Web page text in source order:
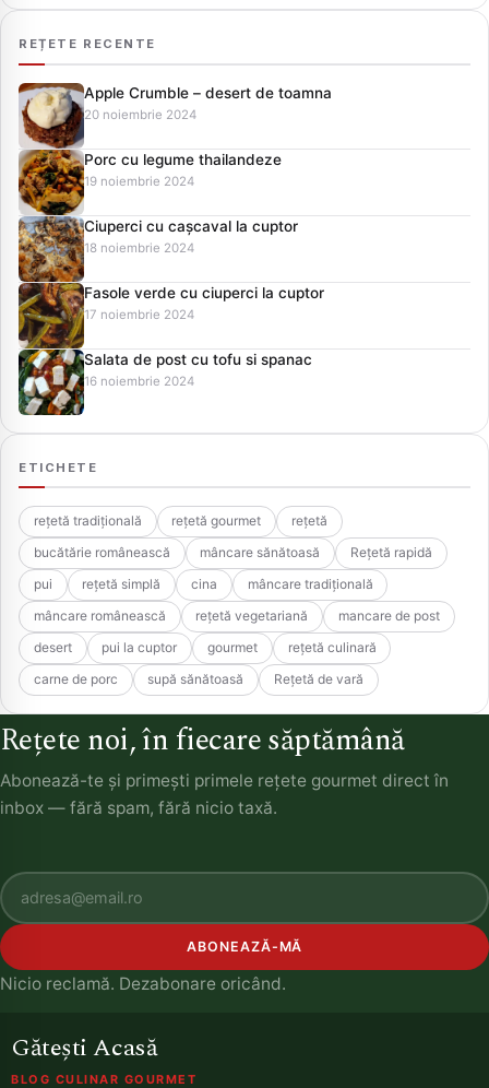
REȚETE RECENTE
Apple Crumble – desert de toamna
20 noiembrie 2024
Porc cu legume thailandeze
19 noiembrie 2024
Ciuperci cu cașcaval la cuptor
18 noiembrie 2024
Fasole verde cu ciuperci la cuptor
17 noiembrie 2024
Salata de post cu tofu si spanac
16 noiembrie 2024
ETICHETE
rețetă tradițională rețetă gourmet
rețetă
bucătărie românească
mâncare sănătoasă
Rețetă rapidă
pui
rețetă simplă cina
mâncare tradițională
mâncare românească
rețetă vegetariană
mancare de post
desert
pui la cuptor gourmet
rețetă culinară
carne de porc
supă sănătoasă Rețetă de vară
Rețete noi, în fiecare săptămână
Abonează-te și primești primele rețete gourmet direct în
inbox — fără spam, fără nicio taxă.
ABONEAZĂ-MĂ
Nicio reclamă. Dezabonare oricând.
Gătești Acasă
BLOG CULINAR GOURMET